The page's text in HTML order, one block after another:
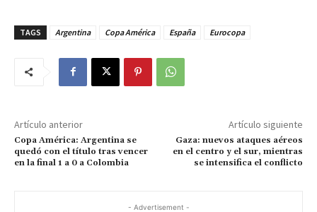
TAGS Argentina Copa América España Eurocopa
Artículo anterior
Copa América: Argentina se
quedó con el título tras vencer
en la final 1 a 0 a Colombia
Artículo siguiente
Gaza: nuevos ataques aéreos
en el centro y el sur, mientras
se intensifica el conflicto
- Advertisement -